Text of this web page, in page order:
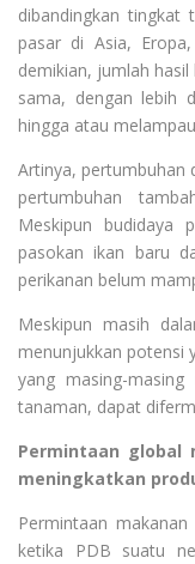
dibandingkan tingkat
pasar di Asia,
demikian, jumlah
sama, dengan lebih
hingga atau
Artinya, pertumbuhan
pertumbuhan
Meskipun budidaya
pasokan ikan baru
perikanan belum
Meskipun masih
menunjukkan potensi
yang masing-masing
tanaman, dapat
Permintaan global
meningkatkan
Permintaan
ketika PDB suatu